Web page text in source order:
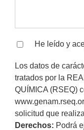
He leído y
Los datos de
tratados por la
QUÍMICA (RSEQ)
solicitud que
Derechos: Podrá